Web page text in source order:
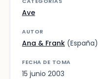
Ave
AUTOR
Ana & Frank (España)
FECHA DE TOMA
15 junio 2003